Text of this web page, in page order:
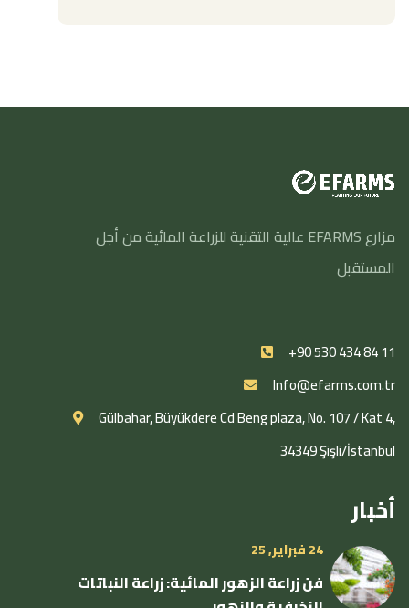
مزارع EFARMS عالية التقنية للزراعة المائية من أجل
المستقبل
+90 530 434 84 11
Info@efarms.com.tr
Gülbahar, Büyükdere Cd Beng plaza, No. 107 / Kat 4,
34349 Şişli/İstanbul
أخبار
24 فبراير, 25
فن زراعة الزهور المائية: زراعة النباتات